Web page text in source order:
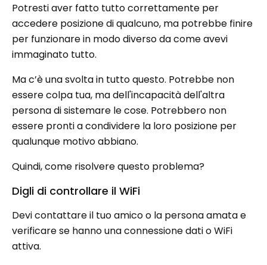
Potresti aver fatto tutto correttamente per
accedere posizione di qualcuno, ma potrebbe finire
per funzionare in modo diverso da come avevi
immaginato tutto.
Ma c’è una svolta in tutto questo. Potrebbe non
essere colpa tua, ma dell'incapacità dell'altra
persona di sistemare le cose. Potrebbero non
essere pronti a condividere la loro posizione per
qualunque motivo abbiano.
Quindi, come risolvere questo problema?
Digli di controllare il WiFi
Devi contattare il tuo amico o la persona amata e
verificare se hanno una connessione dati o WiFi
attiva.